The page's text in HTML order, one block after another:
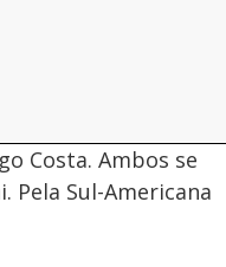
Costa. Ambos se
Pela Sul-Americana